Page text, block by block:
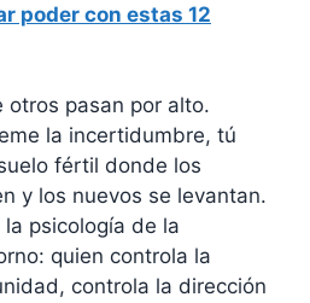
poder con estas 12
otros pasan por alto.
la incertidumbre, tú
fértil donde los
y los nuevos se levantan.
psicología de la
quien controla la
controla la dirección